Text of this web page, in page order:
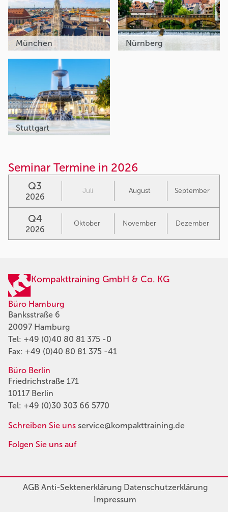
München Nürnberg
Stuttgart
Seminar Termine in 2026
Q3
2026
Juli August September
Q4
2026
Oktober November Dezember
Kompakttraining GmbH & Co. KG
Büro Hamburg
Banksstraße 6
20097 Hamburg
Tel: +49 (0)40 80 81 375 -0
Fax: +49 (0)40 80 81 375 -41
Büro Berlin
Friedrichstraße 171
10117 Berlin
Tel: +49 (0)30 303 66 5770
Schreiben Sie uns service@kompakttraining.de
Folgen Sie uns auf
AGBAnti-SektenerklärungDatenschutzerklärung
Impressum